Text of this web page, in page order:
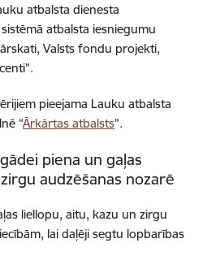
atbalsta dienesta
atbalsta iesniegumu
Valsts fondu projekti,
pieejama Lauku atbalsta
“Ārkārtas atbalsts”.
piena un gaļas
audzēšanas nozarē
liellopu, aitu, kazu un zirgu
lai daļēji segtu lopbarības